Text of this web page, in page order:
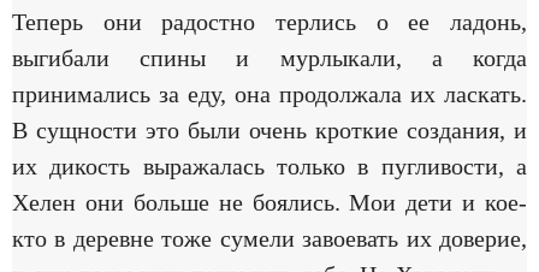
Теперь они радостно терлись о ее ладонь,
выгибали спины и мурлыкали, а когда
принимались за еду, она продолжала их ласкать.
В сущности это были очень кроткие создания, и
их дикость выражалась только в пугливости, а
Хелен они больше не боялись. Мои дети и кое-
кто в деревне тоже сумели завоевать их доверие,